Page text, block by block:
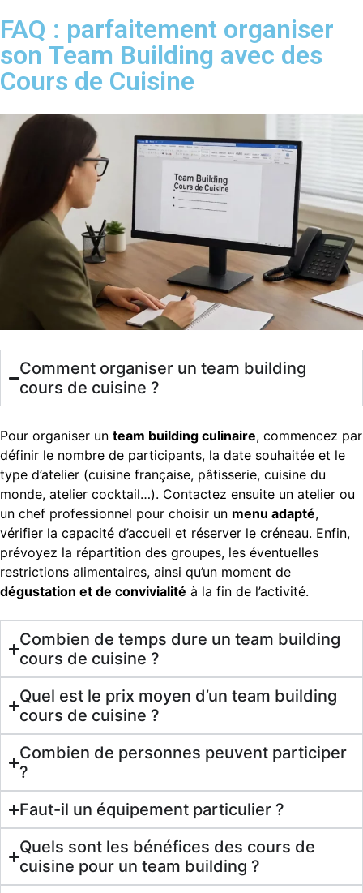
FAQ : parfaitement organiser
son Team Building avec des
Cours de Cuisine
Comment organiser un team building
cours de cuisine ?
Pour organiser un team building culinaire, commencez par
définir le nombre de participants, la date souhaitée et le
type d’atelier (cuisine française, pâtisserie, cuisine du
monde, atelier cocktail…). Contactez ensuite un atelier ou
un chef professionnel pour choisir un menu adapté,
vérifier la capacité d’accueil et réserver le créneau. Enfin,
prévoyez la répartition des groupes, les éventuelles
restrictions alimentaires, ainsi qu’un moment de
dégustation et de convivialité à la fin de l’activité.
Combien de temps dure un team building
cours de cuisine ?
Quel est le prix moyen d’un team building
cours de cuisine ?
Combien de personnes peuvent participer
?
Faut-il un équipement particulier ?
Quels sont les bénéfices des cours de
cuisine pour un team building ?